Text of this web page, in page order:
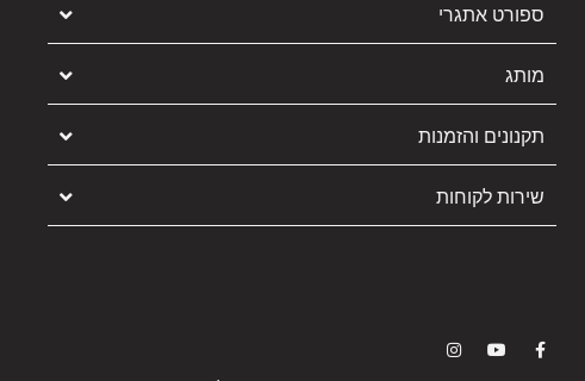
ספורט אתגרי
מותג
תקנונים והזמנות
שירות לקוחות